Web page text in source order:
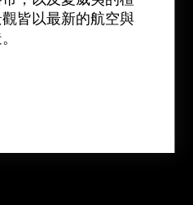
皆以最新的航空與